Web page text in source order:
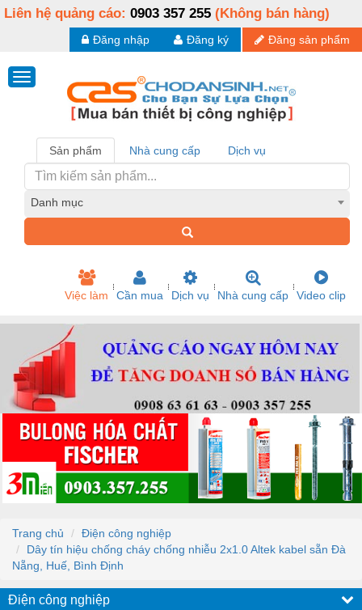
Liên hệ quảng cáo: 0903 357 255 (Không bán hàng)
Đăng sản phẩm
Đăng ký
Đăng nhập
Sản phẩm Nhà cung cấp Dịch vụ
Danh mục
Việc làm Cần mua Dịch vụ Nhà cung cấp Video clip
Trang chủ
Điện công nghiệp
Dây tín hiệu chống cháy chống nhiễu 2x1.0 Altek kabel sẵn Đà
Nẵng, Huế, Bình Định
Điện công nghiệp